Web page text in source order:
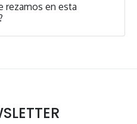
rezamos en esta